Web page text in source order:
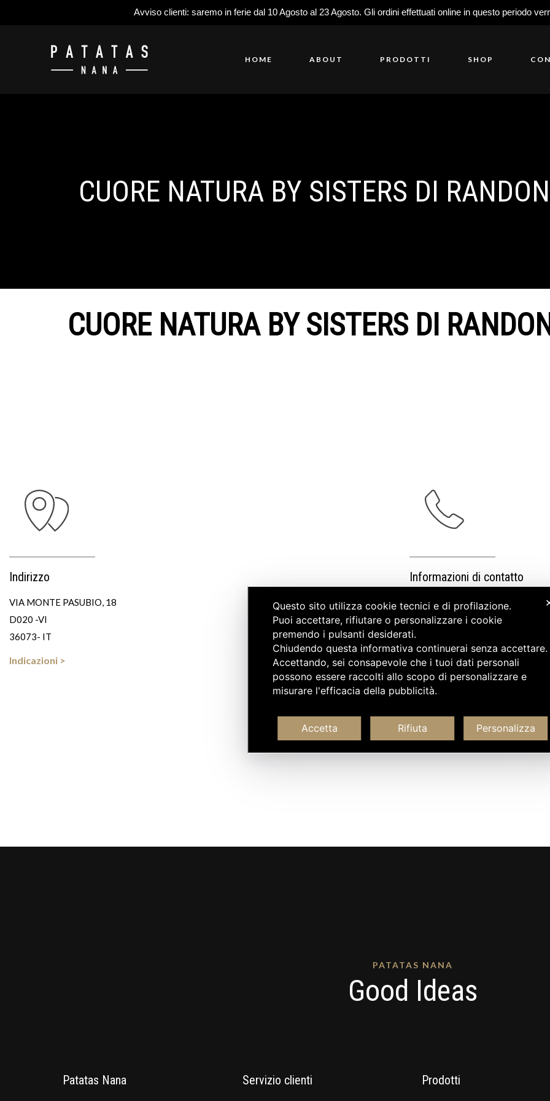
Avviso clienti: saremo in ferie dal 10 Agosto al 23 Agosto. Gli ordini effettuati online in questo periodo
HOME ABOUT PRODOTTI SHOP
CUORE NATURA BY SISTERS DI
CUORE NATURA BY SISTERS DI
Indirizzo
VIA MONTE PASUBIO, 18
D020 -VI
36073- IT
Indicazioni >
Informazioni di contatto
Questo sito utilizza cookie tecnici e di profilazione.
Puoi accettare, rifiutare o personalizzare i cookie
premendo i pulsanti desiderati.
Chiudendo questa informativa continuerai senza
Accettando, sei consapevole che i tuoi dati personali
possono essere raccolti allo scopo di personalizzare e
misurare l'efficacia della pubblicità.
Accetta Rifiuta Personalizza
PATATAS NANA
Good Ideas
Patatas Nana Servizio clienti Prodotti